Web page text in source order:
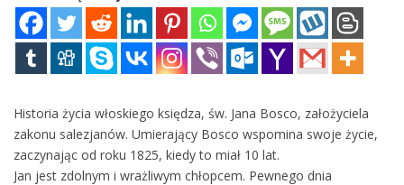
Historia życia włoskiego księdza, św. Jana Bosco, założyciela
zakonu salezjanów. Umierający Bosco wspomina swoje życie,
zaczynając od roku 1825, kiedy to miał 10 lat.
Jan jest zdolnym i wrażliwym chłopcem. Pewnego dnia